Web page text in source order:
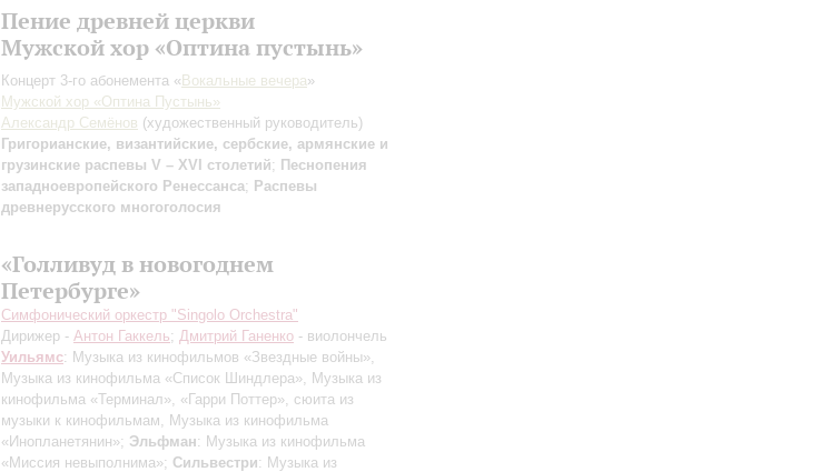
Пение древней церкви
Мужской хор «Оптина пустынь»
Концерт 3-го абонемента « Вокальные вечера»
Мужской хор «Оптина Пустынь»
Александр Семёнов (художественный руководитель)
Григорианские, византийские, сербские, армянские и
грузинские распевы V – XVI столетий; Песнопения
западноевропейского Ренессанса; Распевы
древнерусского многоголосия
«Голливуд в новогоднем
Петербурге»
Симфонический оркестр "Singolo Orchestra"
Дирижер - Антон Гаккель; Дмитрий Ганенко - виолончель
Уильямс: Музыка из кинофильмов «Звездные войны»,
Музыка из кинофильма «Список Шиндлера», Музыка из
кинофильма «Терминал», «Гарри Поттер», сюита из
музыки к кинофильмам, Музыка из кинофильма
«Инопланетянин»; Эльфман: Музыка из кинофильма
«Миссия невыполнима»; Сильвестри: Музыка из